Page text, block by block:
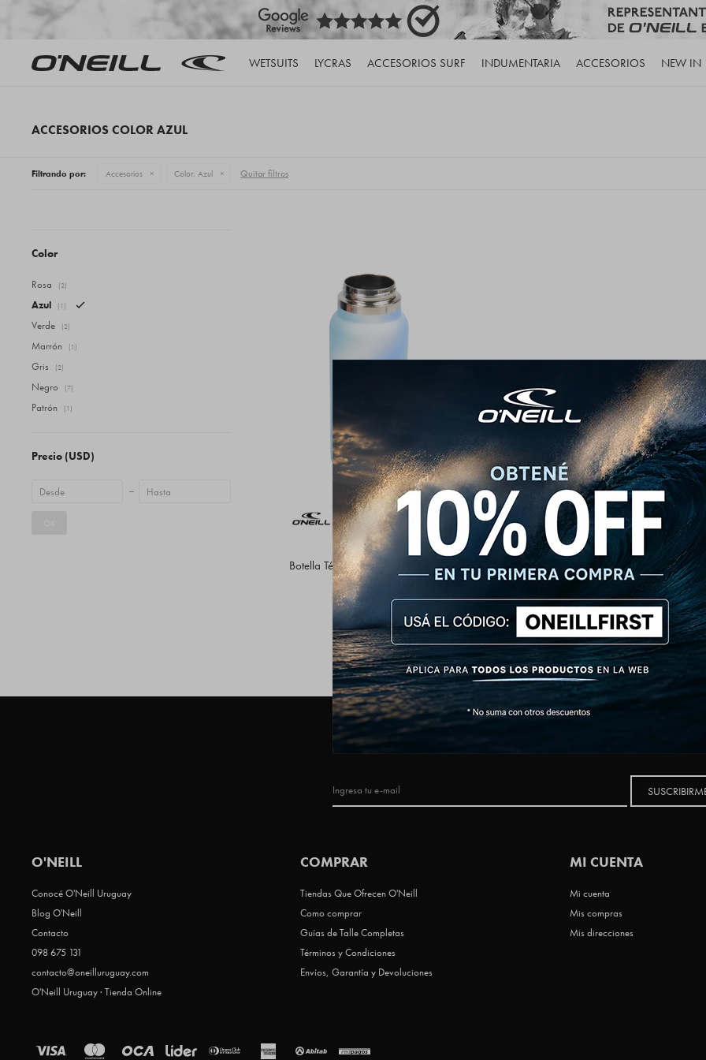
WETSUITS LYCRAS ACCESORIOS SURF INDUMENTARIA ACCESORIOS NEW IN
ACCESORIOS COLOR AZUL
Filtrando por: Accesorios Color: Azul Quitar filtros
Botella Térmica O’Neill Deep Ocean - Azul
Precio (USD)
Color
Rosa (2)
Azul (1)
Verde (2)
Marrón (1)
Gris (2)
Negro (7)
Patrón (1)
O'NEILL
Conocé O'Neill Uruguay
Blog O'Neill
Contacto
098 675 131
contacto@oneilluruguay.com
O'Neill Uruguay · Tienda Online
COMPRAR
Tiendas Que Ofrecen O'Neill
Como comprar
Guías de Talle Completas
Términos y Condiciones
Envíos, Garantía y Devoluciones
MI CUENTA
Mi cuenta
Mis compras
Mis direcciones